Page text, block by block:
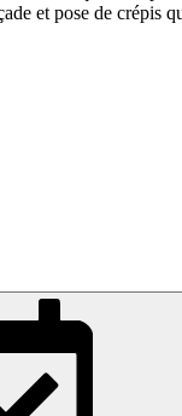
et pose de crépis